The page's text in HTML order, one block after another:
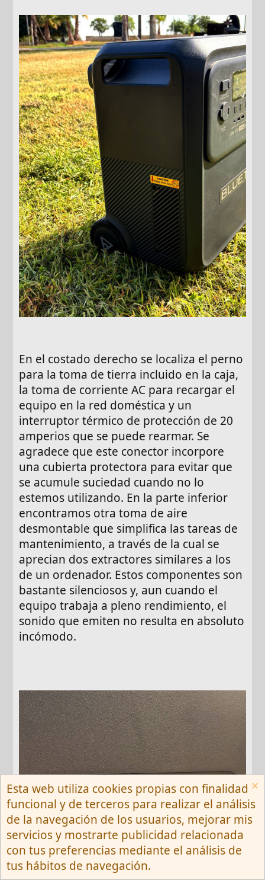
En el costado derecho se localiza el perno
para la toma de tierra incluido en la caja,
la toma de corriente AC para recargar el
equipo en la red doméstica y un
interruptor térmico de protección de 20
amperios que se puede rearmar. Se
agradece que este conector incorpore
una cubierta protectora para evitar que
se acumule suciedad cuando no lo
estemos utilizando. En la parte inferior
encontramos otra toma de aire
desmontable que simplifica las tareas de
mantenimiento, a través de la cual se
aprecian dos extractores similares a los
de un ordenador. Estos componentes son
bastante silenciosos y, aun cuando el
equipo trabaja a pleno rendimiento, el
sonido que emiten no resulta en absoluto
incómodo.
Esta web utiliza cookies propias con finalidad
funcional y de terceros para realizar el análisis
de la navegación de los usuarios, mejorar mis
servicios y mostrarte publicidad relacionada
con tus preferencias mediante el análisis de
tus hábitos de navegación.